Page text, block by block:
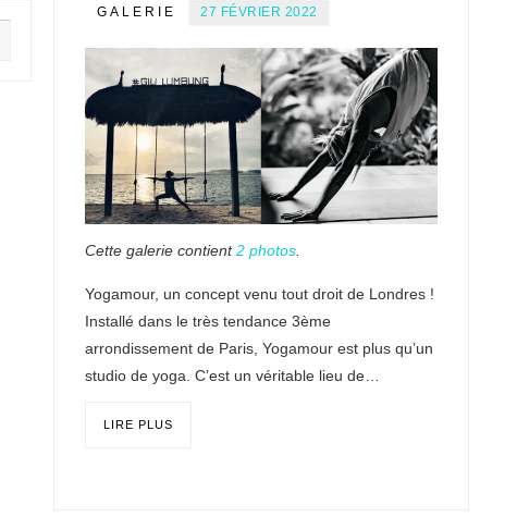
GALERIE 27 FÉVRIER 2022
Cette galerie contient2 photos
Yogamour, un concept venu tout droit de Londres !
Installé dans le très tendance 3ème
arrondissement de Paris, Yogamour est plus qu’un
studio de yoga. C’est un véritable lieu de…
LIRE PLUS